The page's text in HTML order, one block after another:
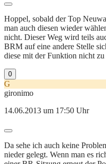
Hoppel, sobald der Top
man auch diesen wieder
nicht. Dieser Weg wird teils
BRM auf eine andere Stelle
diese mit der Funktion nicht zu
0
G
gironimo
14.06.2013 um 17:50 Uhr
Da sehe ich auch keine
nieder gelegt. Wenn man es